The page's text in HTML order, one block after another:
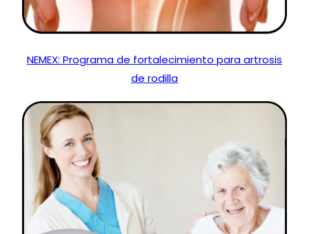
NEMEX: Programa de fortalecimiento para artrosis
de rodilla